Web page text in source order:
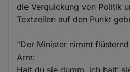
die Verquickung von Politik
Textzeilen auf den Punkt
"Der Minister nimmt
Arm: